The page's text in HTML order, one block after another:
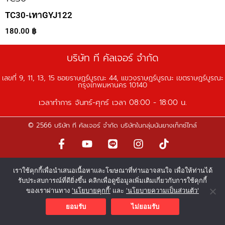
TC30-เทาGYJ122
180.00 ฿
บริษัท ที คัลเจอร์ จำกัด
เลขที่ 9, 11, 13, 15 ซอยราษฎร์บูรณะ 44, แขวงราษฎร์บูรณะ เขตราษฎร์บูรณะ
กรุงเทพมหานคร 10140
เวลาทำการ จันทร์-ศุกร์ เวลา 08:00 - 18:00 น.
© 2566 บริษัท ที คัลเจอร์ จำกัด บริษัทในกลุ่มนันยางเท็กซ์ไทล์
F
a
c
e
b
o
o
k
Y
o
t
u
b
L
i
e
I
n
t
a
g
r
a
T
i
k
t
o
k
เราใช้คุกกี้เพื่อนำเสนอเนื้อหาและโฆษณาที่ท่านอาจสนใจ เพื่อให้ท่านได้
รับประสบการณ์ที่ดียิ่งขึ้น คลิกเพื่อดูข้อมูลเพิ่มเติมเกี่ยวกับการใช้คุกกี้
ของเราผ่านทาง ‘นโยบายคุกกี้’ และ ‘นโยบายความเป็นส่วนตัว'
ยอมรับ
ไม่ยอมรับ